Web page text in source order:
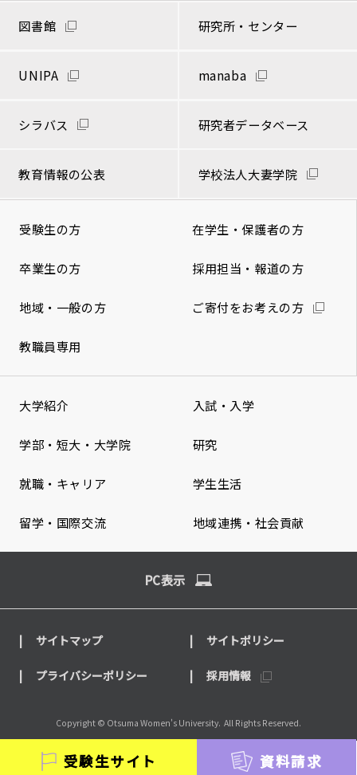
受験生サイト 資料請求
図書館 研究所・センター
UNIPA manaba
シラバス 研究者データベース
教育情報の公表 学校法人大妻学院
受験生の方 在学生・保護者の方
卒業生の方 採用担当・報道の方
地域・一般の方 ご寄付をお考えの方
教職員専用
大学紹介 入試・入学
学部・短大・大学院 研究
就職・キャリア 学生生活
留学・国際交流 地域連携・社会貢献
PC表示
サイトマップ サイトポリシー
プライバシーポリシー 採用情報
Copyright © Otsuma Women's University. All Rights Reserved.